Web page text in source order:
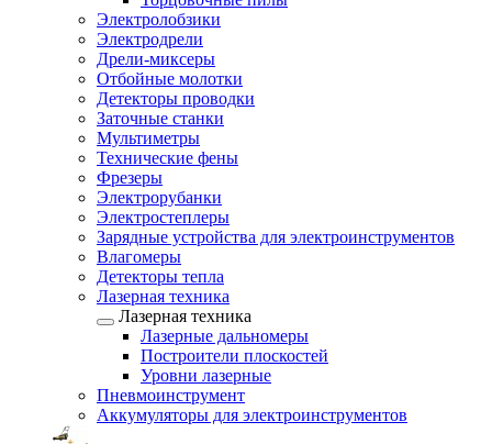
Электролобзики
Электродрели
Дрели-миксеры
Отбойные молотки
Детекторы проводки
Заточные станки
Мультиметры
Технические фены
Фрезеры
Электрорубанки
Электростеплеры
Зарядные устройства для электроинструментов
Влагомеры
Детекторы тепла
Лазерная техника
Лазерная техника
Лазерные дальномеры
Построители плоскостей
Уровни лазерные
Пневмоинструмент
Аккумуляторы для электроинструментов